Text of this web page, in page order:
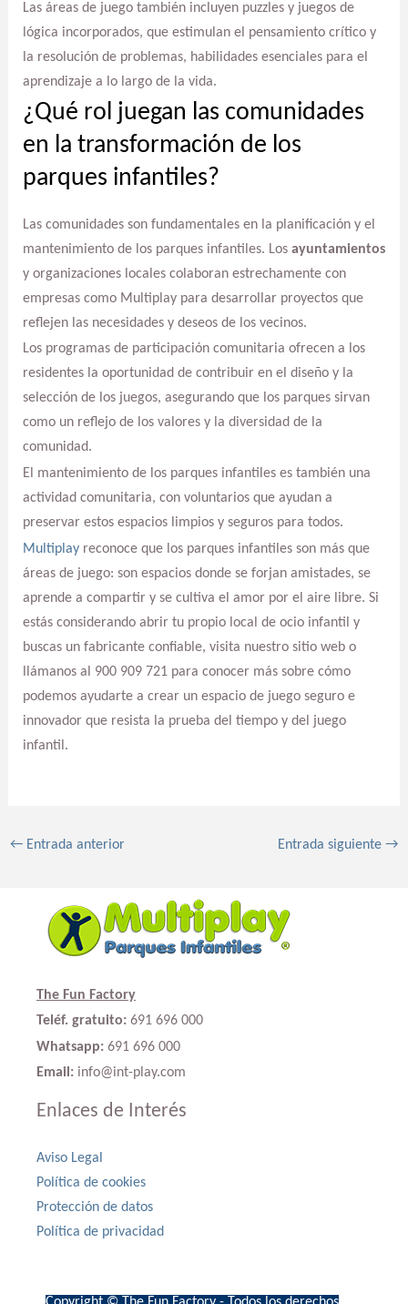
Las áreas de juego también incluyen puzzles y juegos de
lógica incorporados, que estimulan el pensamiento crítico y
la resolución de problemas, habilidades esenciales para el
aprendizaje a lo largo de la vida.
¿Qué rol juegan las comunidades
en la transformación de los
parques infantiles?
Las comunidades son fundamentales en la planificación y el
mantenimiento de los parques infantiles. Los ayuntamientos
y organizaciones locales colaboran estrechamente con
empresas como Multiplay para desarrollar proyectos que
reflejen las necesidades y deseos de los vecinos.
Los programas de participación comunitaria ofrecen a los
residentes la oportunidad de contribuir en el diseño y la
selección de los juegos, asegurando que los parques sirvan
como un reflejo de los valores y la diversidad de la
comunidad.
El mantenimiento de los parques infantiles es también una
actividad comunitaria, con voluntarios que ayudan a
preservar estos espacios limpios y seguros para todos.
Multiplayreconoce que los parques infantiles son más que
áreas de juego: son espacios donde se forjan amistades, se
aprende a compartir y se cultiva el amor por el aire libre. Si
estás considerando abrir tu propio local de ocio infantil y
buscas un fabricante confiable, visita nuestro sitio web o
llámanos al 900 909 721 para conocer más sobre cómo
podemos ayudarte a crear un espacio de juego seguro e
innovador que resista la prueba del tiempo y del juego
infantil.
←Entrada anterior Entrada siguiente→
The Fun Factory
Teléf. gratuito: 691 696 000
Whatsapp: 691 696 000
Email: info@int-play.com
Enlaces de Interés
Aviso Legal
Política de cookies
Protección de datos
Política de privacidad